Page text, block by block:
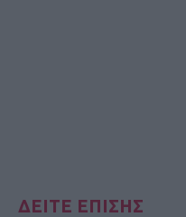
ΔΕΙΤΕ ΕΠΙΣΗΣ